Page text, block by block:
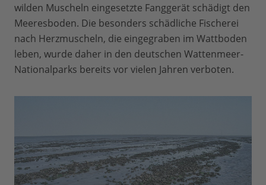
wilden Muscheln eingesetzte Fanggerät schädigt den
Meeresboden. Die besonders schädliche Fischerei
nach Herzmuscheln, die eingegraben im Wattboden
leben, wurde daher in den deutschen Wattenmeer-
Nationalparks bereits vor vielen Jahren verboten.